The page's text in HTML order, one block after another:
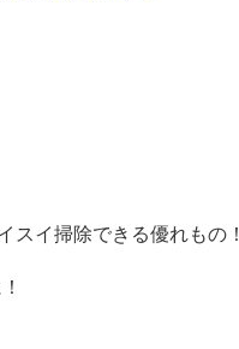
スイ掃除できる優れもの